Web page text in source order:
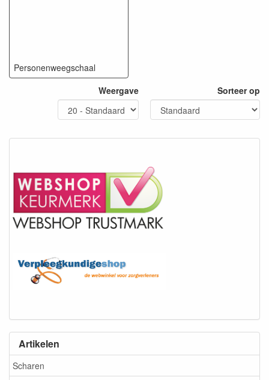
Artikelen
Scharen
Personenweegschaal
Weergave
Sorteer op